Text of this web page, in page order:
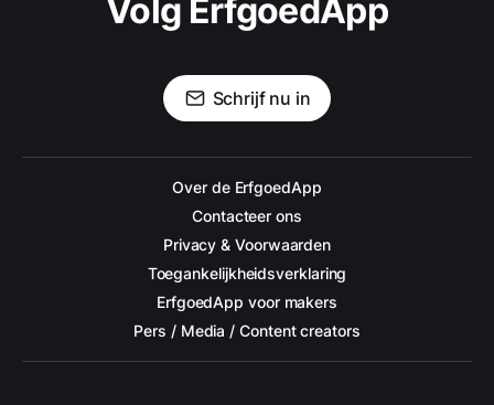
Volg ErfgoedApp
Schrijf nu in
Over de ErfgoedApp
Contacteer ons
Privacy & Voorwaarden
Toegankelijkheidsverklaring
ErfgoedApp voor makers
Pers / Media / Content creators